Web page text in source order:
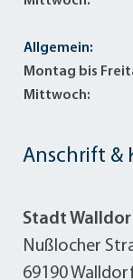
Anschrift &
Stadt
Nußlocher
69190
Allgemein:
Montag bis
Mittwoch: